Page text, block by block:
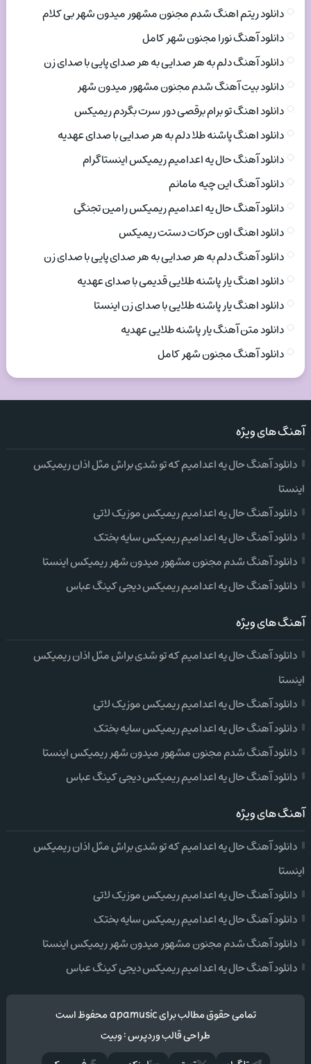
دانلود ریتم اهنگ شدم مجنون مشهور میدون شهر بی کلام
دانلود آهنگ نورا مجنون شهر کامل
دانلود آهنگ دلم به هر صدایی به هر صدای پایی با صدای زن
دانلود بیت آهنگ شدم مجنون مشهور میدون شهر
دانلود اهنگ تو برام برقصی دور سرت بگردم ریمیکس
دانلود اهنگ پاشنه طلا دلم به هر صدایی با صدای عهدیه
دانلود آهنگ حال یه اعدامیم ریمیکس اینستاگرام
دانلود آهنگ این چیه مامانم
دانلود آهنگ حال یه اعدامیم ریمیکس رامین تجنگی
دانلود اهنگ اون حرکات دستت ریمیکس
دانلود آهنگ دلم به هر صدایی به هر صدای پایی با صدای زن
دانلود اهنگ یار پاشنه طلایی قدیمی با صدای عهدیه
دانلود اهنگ یار پاشنه طلایی با صدای زن اینستا
دانلود متن آهنگ یار پاشنه طلایی عهدیه
دانلود آهنگ مجنون شهر کامل
آهنگ های ویژه
دانلود آهنگ حال یه اعدامیم که تو شدی براش مثل اذان ریمیکس
اینستا
دانلود آهنگ حال یه اعدامیم ریمیکس موزیک لاتی
دانلود آهنگ حال یه اعدامیم ریمیکس سایه بختک
دانلود آهنگ شدم مجنون مشهور میدون شهر ریمیکس اینستا
دانلود آهنگ حال یه اعدامیم ریمیکس دیجی کینگ عباس
آهنگ های ویژه
دانلود آهنگ حال یه اعدامیم که تو شدی براش مثل اذان ریمیکس
اینستا
دانلود آهنگ حال یه اعدامیم ریمیکس موزیک لاتی
دانلود آهنگ حال یه اعدامیم ریمیکس سایه بختک
دانلود آهنگ شدم مجنون مشهور میدون شهر ریمیکس اینستا
دانلود آهنگ حال یه اعدامیم ریمیکس دیجی کینگ عباس
آهنگ های ویژه
دانلود آهنگ حال یه اعدامیم که تو شدی براش مثل اذان ریمیکس
اینستا
دانلود آهنگ حال یه اعدامیم ریمیکس موزیک لاتی
دانلود آهنگ حال یه اعدامیم ریمیکس سایه بختک
دانلود آهنگ شدم مجنون مشهور میدون شهر ریمیکس اینستا
دانلود آهنگ حال یه اعدامیم ریمیکس دیجی کینگ عباس
تمامی حقوق مطالب برای apamusic محفوظ است
طراحی قالب وردپرس:وبیت